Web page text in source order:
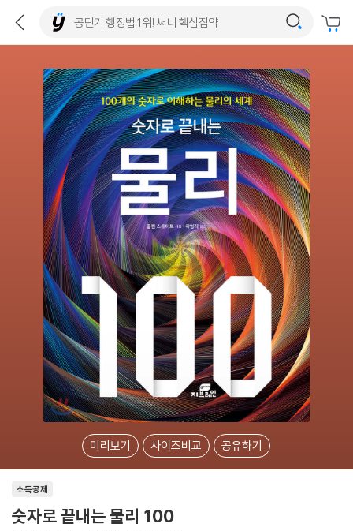
미리보기 사이즈비교 공유하기
소득공제
숫자로 끝내는 물리 100